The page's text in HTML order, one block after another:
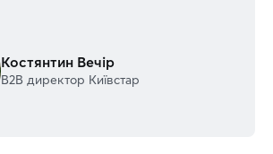
Костянтин Вечір
В2В директор Київстар